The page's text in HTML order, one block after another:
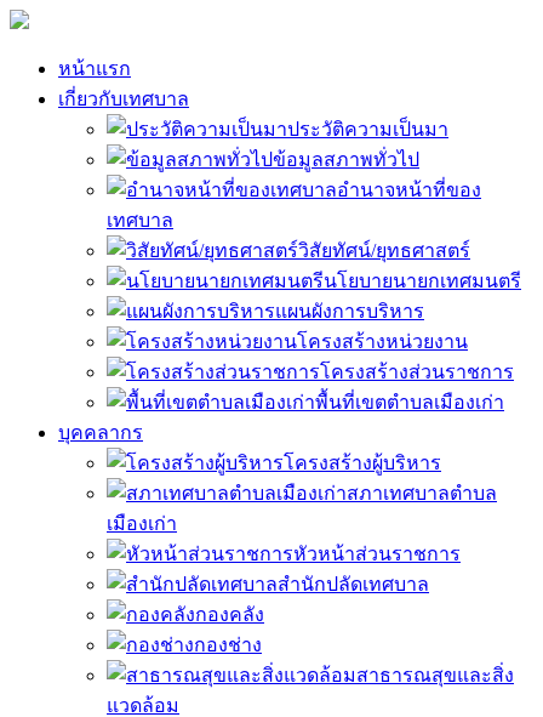
หน้าแรก
เกี่ยวกับเทศบาล
ประวัติความเป็นมา
ข้อมูลสภาพทั่วไป
อำนาจหน้าที่ของ
เทศบาล
วิสัยทัศน์/ยุทธศาสตร์
นโยบายนายกเทศมนตรี
แผนผังการบริหาร
โครงสร้างหน่วยงาน
โครงสร้างส่วนราชการ
พื้นที่เขตตำบลเมืองเก่า
บุคคลากร
โครงสร้างผู้บริหาร
สภาเทศบาลตำบล
เมืองเก่า
หัวหน้าส่วนราชการ
สำนักปลัดเทศบาล
กองคลัง
กองช่าง
สาธารณสุขและสิ่ง
แวดล้อม